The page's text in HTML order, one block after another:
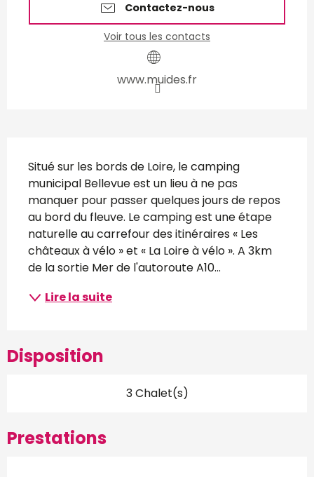
Contactez-nous
Voir tous les contacts
www.muides.fr
Description
Situé sur les bords de Loire, le camping
municipal Bellevue est un lieu à ne pas
manquer pour passer quelques jours de repos
au bord du fleuve. Le camping est une étape
naturelle au carrefour des itinéraires « Les
châteaux à vélo » et « La Loire à vélo ». A 3km
de la sortie Mer de l'autoroute A10...
Lire la suite
Disposition
3 Chalet(s)
Prestations